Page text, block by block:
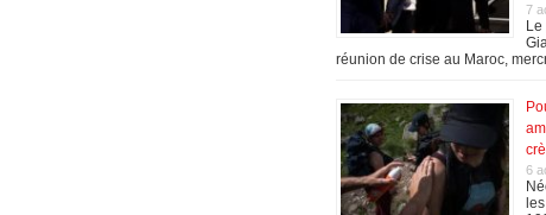
7
Le
réunion de crise au Maroc,
6